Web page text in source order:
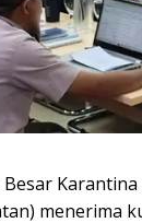
Besar
menerima